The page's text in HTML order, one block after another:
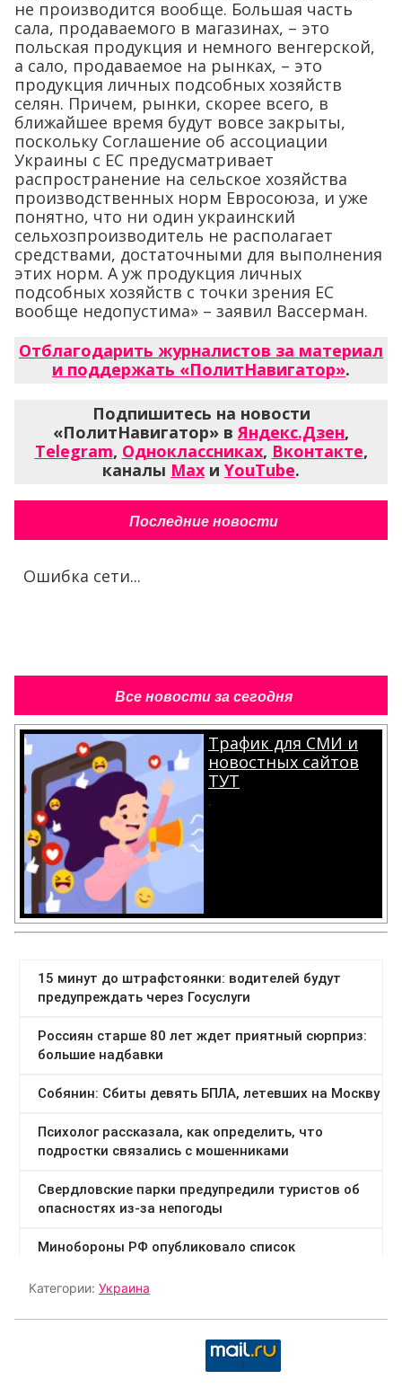
не производится вообще. Большая часть
сала, продаваемого в магазинах, – это
польская продукция и немного венгерской,
а сало, продаваемое на рынках, – это
продукция личных подсобных хозяйств
селян. Причем, рынки, скорее всего, в
ближайшее время будут вовсе закрыты,
поскольку Соглашение об ассоциации
Украины с ЕС предусматривает
распространение на сельское хозяйства
производственных норм Евросоюза, и уже
понятно, что ни один украинский
сельхозпроизводитель не располагает
средствами, достаточными для выполнения
этих норм. А уж продукция личных
подсобных хозяйств с точки зрения ЕС
вообще недопустима» – заявил Вассерман.
Отблагодарить журналистов за материал
и поддержать «ПолитНавигатор».
Подпишитесь на новости
«ПолитНавигатор» вЯндекс.Дзен,
Telegram, Одноклассниках, Вконтакте,
каналы Max и YouTube.
Последние новости
Ошибка сети...
Все новости за сегодня
Трафик для СМИ и
новостных сайтов
ТУТ
.
Категории: Украина